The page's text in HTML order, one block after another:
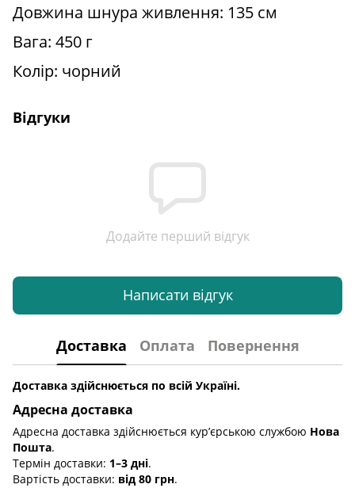
Довжина шнура живлення: 135 см
Вага: 450 г
Колір: чорний
Відгуки
Додайте перший відгук
Написати відгук
Доставка Оплата Повернення
Доставка здійснюється по всій Україні.
Адресна доставка
Адресна доставка здійснюється кур’єрською службою Нова
Пошта.
Термін доставки: 1–3 дні.
Вартість доставки: від 80 грн.